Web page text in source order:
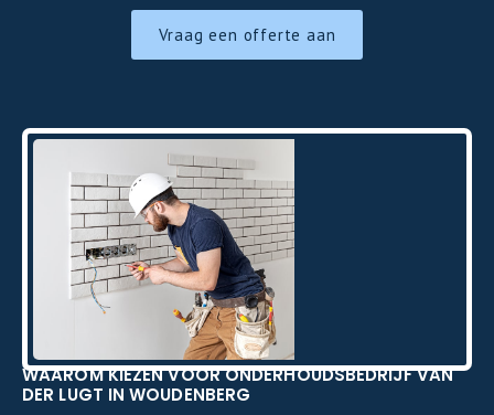
Vraag een offerte aan
WAAROM KIEZEN VOOR ONDERHOUDSBEDRIJF VAN
DER LUGT IN WOUDENBERG